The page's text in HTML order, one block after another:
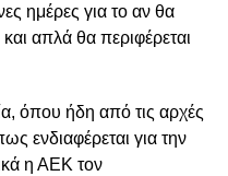
ημέρες για το αν θα
απλά θα περιφέρεται
όπου ήδη από τις αρχές
ενδιαφέρεται για την
η ΑΕΚ τον